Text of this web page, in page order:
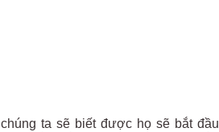
ta sẽ biết được họ sẽ bắt đầu